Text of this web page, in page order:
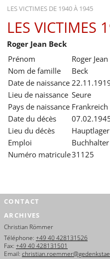
LES VICTIMES DE 1940 À 1945
ACCUEIL
ACTUALITÉS
EXPOSITIONS
HISTORIQUE
FORMATION
RECHERCHE
SERVICE
LES VICTIMES
Roger Jean Beck
Prénom
Roger Jean
Nom de famille
Beck
Date de naissance
Lieu de naissance Seure
Pays de naissance Frankreich
Date du décès
Lieu du décès
Emploi
Buchhalter
Numéro matricule31125
CONTACT
ARCHIVES
Christian Römmer
Téléphone: +49 40 428131526
Fax: +49 40 428131501
Email: